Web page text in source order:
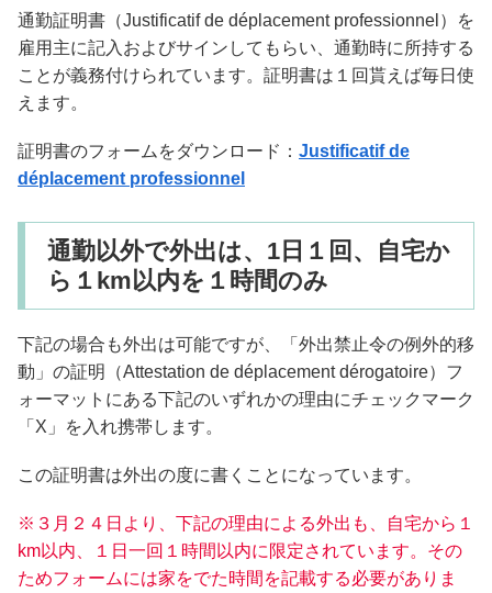
通勤証明書（Justificatif de déplacement professionnel）を
雇用主に記入およびサインしてもらい、通勤時に所持する
ことが義務付けられています。証明書は１回貰えば毎日使
えます。
証明書のフォームをダウンロード： Justificatif de
déplacement professionnel
通勤以外で外出は、1日１回、自宅か
ら１km以内を１時間のみ
下記の場合も外出は可能ですが、「外出禁止令の例外的移
動」の証明（Attestation de déplacement dérogatoire）フ
ォーマットにある下記のいずれかの理由にチェックマーク
「X」を入れ携帯します。
この証明書は外出の度に書くことになっています。
※３月２４日より、下記の理由による外出も、自宅から１
km以内、１日一回１時間以内に限定されています。 その
ためフォームには家をでた時間を記載する必要がありま